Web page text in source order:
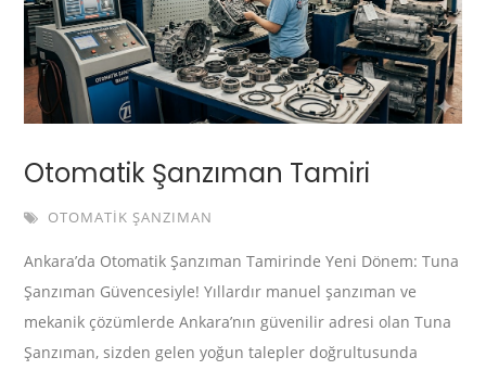
Otomatik Şanzıman Tamiri
OTOMATIK ŞANZIMAN
Ankara’da Otomatik Şanzıman Tamirinde Yeni Dönem: Tuna
Şanzıman Güvencesiyle! Yıllardır manuel şanzıman ve
mekanik çözümlerde Ankara’nın güvenilir adresi olan Tuna
Şanzıman, sizden gelen yoğun talepler doğrultusunda